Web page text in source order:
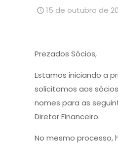
15 de outubro de
Prezados Sócios,
Estamos iniciando a
solicitamos aos
nomes para as
Diretor Financeiro.
No mesmo processo,